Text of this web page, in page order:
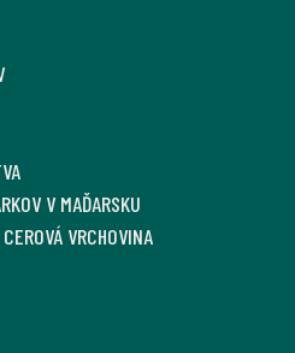
V MAĎARSKU
VRCHOVINA